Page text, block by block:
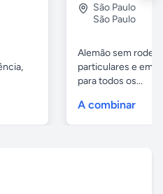
São Paulo
São Paulo
Alemão sem
particulares e em
para todos os...
A combinar